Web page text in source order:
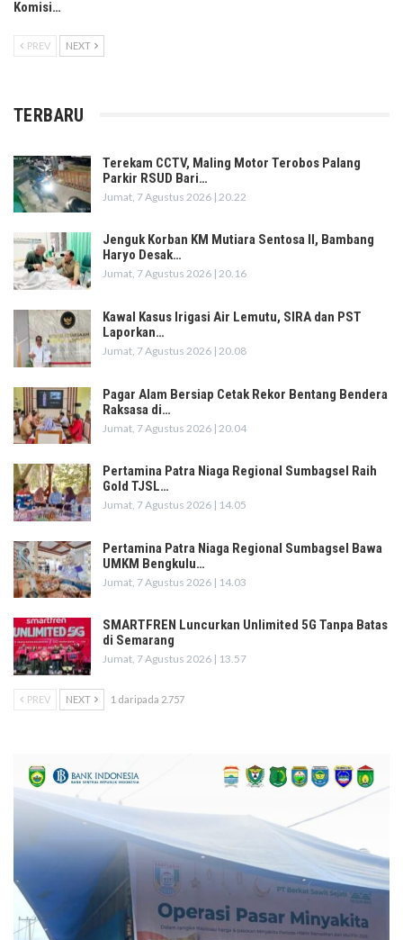
Komisi…
PREV NEXT
TERBARU
Terekam CCTV, Maling Motor Terobos Palang
Parkir RSUD Bari…
Jumat, 7 Agustus 2026 | 20.22
Jenguk Korban KM Mutiara Sentosa II, Bambang
Haryo Desak…
Jumat, 7 Agustus 2026 | 20.16
Kawal Kasus Irigasi Air Lemutu, SIRA dan PST
Laporkan…
Jumat, 7 Agustus 2026 | 20.08
Pagar Alam Bersiap Cetak Rekor Bentang Bendera
Raksasa di…
Jumat, 7 Agustus 2026 | 20.04
Pertamina Patra Niaga Regional Sumbagsel Raih
Gold TJSL…
Jumat, 7 Agustus 2026 | 14.05
Pertamina Patra Niaga Regional Sumbagsel Bawa
UMKM Bengkulu…
Jumat, 7 Agustus 2026 | 14.03
SMARTFREN Luncurkan Unlimited 5G Tanpa Batas
di Semarang
Jumat, 7 Agustus 2026 | 13.57
PREV NEXT 1 daripada 2.757